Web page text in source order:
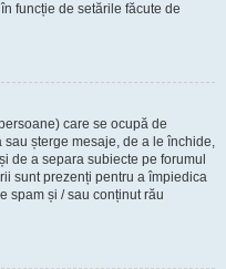
funcție de setările făcute de
care se ocupă de
șterge mesaje, de a le închide,
de a separa subiecte pe forumul
sunt prezenți pentru a împiedica
spam și / sau conținut rău